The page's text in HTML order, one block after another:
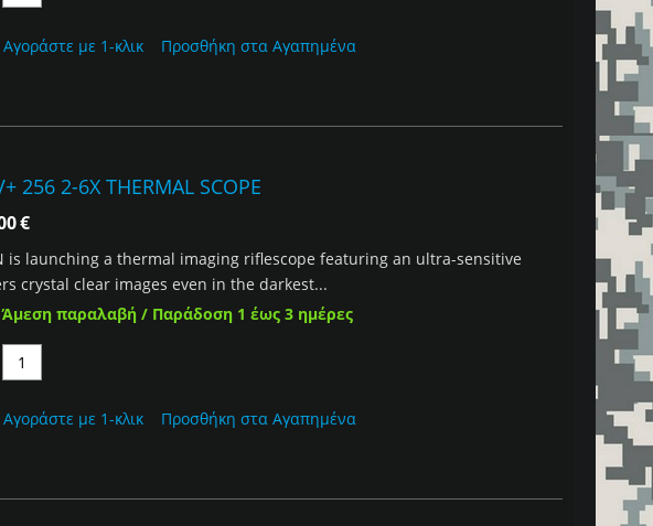
Αγοράστε με 1-κλικ Προσθήκη στα Αγαπημένα
256 2-6X THERMAL SCOPE
€
is launching a thermal imaging riflescope featuring an ultra-sensitive
crystal clear images even in the darkest...
Άμεση παραλαβή / Παράδοση 1 έως 3 ημέρες
Αγοράστε με 1-κλικ Προσθήκη στα Αγαπημένα